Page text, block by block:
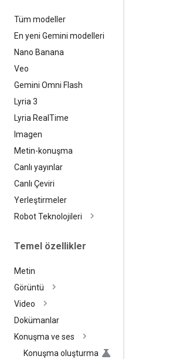
Tüm modeller
En yeni Gemini modelleri
Nano Banana
Veo
Gemini Omni Flash
Lyria 3
Lyria Real Time
Imagen
Metin-konuşma
Canlı yayınlar
Canlı Çeviri
Yerleştirmeler
Robot Teknolojileri
Temel özellikler
Metin
Görüntü
Video
Dokümanlar
Konuşma ve ses
Konuşma oluşturma